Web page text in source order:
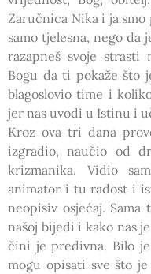
Zaručnica Nika i ja
samo tjelesna, nego da
razapneš svoje
Bogu da ti pokaže što
blagoslovio time i
jer nas uvodi u Istinu i
Kroz ova tri dana
izgradio, naučio od
krizmanika. Vidio
animator i tu radost i
neopisiv osjećaj.
našoj bijedi i kako nas
čini je predivna. Bilo
mogu opisati sve što